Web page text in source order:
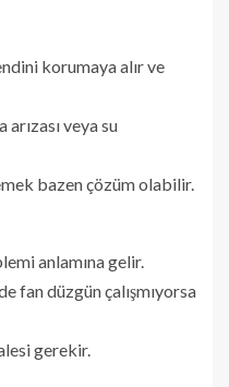
korumaya alır ve
veya su
bazen çözüm olabilir.
anlamına gelir.
fan düzgün çalışmıyorsa
gerekir.